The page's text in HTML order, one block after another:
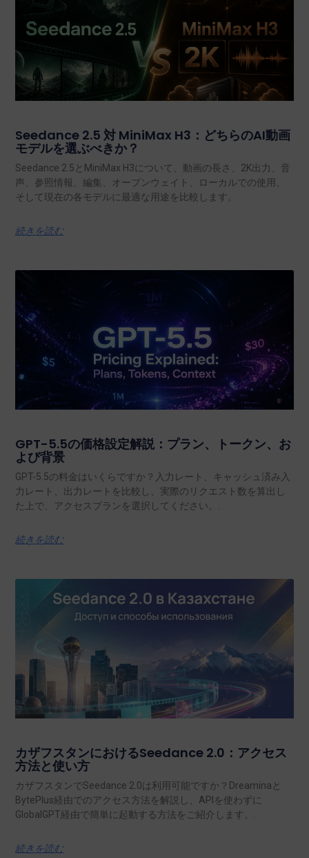
Seedance 2.5 対 MiniMax H3：どちらのAI動画
モデルを選ぶべきか？
Seedance 2.5とMiniMax H3について、動画の長さ、2K出力、音
声、参照情報、編集、オープンウェイト、ローカルでの使用、
そして現在の各モデルに最適な用途を比較します。.
続きを読む
GPT-5.5の価格設定解説：プラン、トークン、お
よび背景
GPT-5.5の料金はいくらですか？入力レート、キャッシュ済み入
力レート、出力レートを比較し、実際のリクエスト数を算出し
た上で、アクセスプランを選択してください。.
続きを読む
カザフスタンにおけるSeedance 2.0：アクセス
方法と使い方
カザフスタンでSeedance 2.0は利用可能ですか？Dreaminaと
BytePlus経由でのアクセス方法を解説し、APIを使わずに
GlobalGPT経由で簡単に起動する方法をご紹介します。.
続きを読む